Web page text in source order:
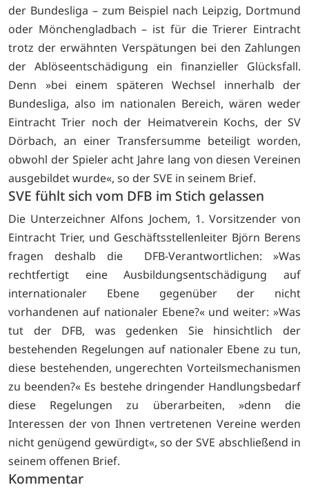
der Bundesliga – zum Beispiel nach Leipzig, Dortmund
oder Mönchengladbach – ist für die Trierer Eintracht
trotz der erwähnten Verspätungen bei den Zahlungen
der Ablöseentschädigung ein finanzieller Glücksfall.
Denn »bei einem späteren Wechsel innerhalb der
Bundesliga, also im nationalen Bereich, wären weder
Eintracht Trier noch der Heimatverein Kochs, der SV
Dörbach, an einer Transfersumme beteiligt worden,
obwohl der Spieler acht Jahre lang von diesen Vereinen
ausgebildet wurde«, so der SVE in seinem Brief.
SVE fühlt sich vom DFB im Stich gelassen
Die Unterzeichner Alfons Jochem, 1. Vorsitzender von
Eintracht Trier, und Geschäftsstellenleiter Björn Berens
fragen deshalb die DFB-Verantwortlichen: »Was
rechtfertigt eine Ausbildungsentschädigung auf
internationaler Ebene gegenüber der nicht
vorhandenen auf nationaler Ebene?« und weiter: »Was
tut der DFB, was gedenken Sie hinsichtlich der
bestehenden Regelungen auf nationaler Ebene zu tun,
diese bestehenden, ungerechten Vorteilsmechanismen
zu beenden?« Es bestehe dringender Handlungsbedarf
diese Regelungen zu überarbeiten, »denn die
Interessen der von Ihnen vertretenen Vereine werden
nicht genügend gewürdigt«, so der SVE abschließend in
seinem offenen Brief.
Kommentar